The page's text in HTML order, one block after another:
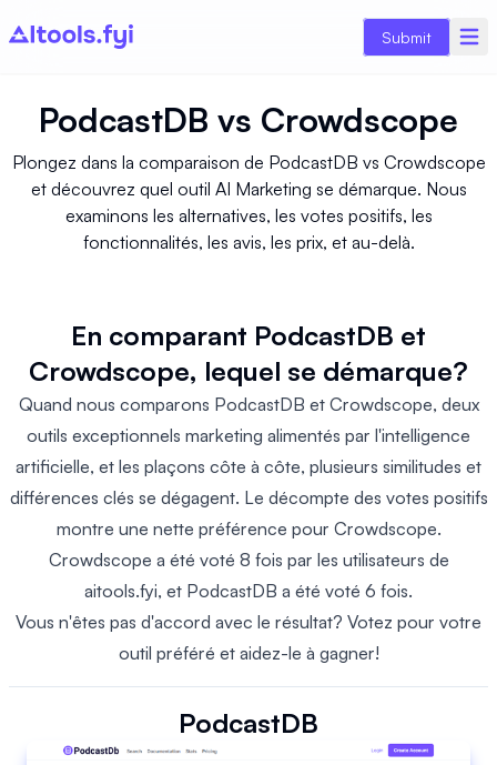
Submit
PodcastDB vs Crowdscope
Plongez dans la comparaison de PodcastDB vs Crowdscope
et découvrez quel outil AI Marketing se démarque. Nous
examinons les alternatives, les votes positifs, les
fonctionnalités, les avis, les prix, et au-delà.
En comparant PodcastDB et
Crowdscope, lequel se démarque?
Quand nous comparons PodcastDB et Crowdscope, deux
outils exceptionnels marketing alimentés par l'intelligence
artificielle, et les plaçons côte à côte, plusieurs similitudes et
différences clés se dégagent. Le décompte des votes positifs
montre une nette préférence pour Crowdscope.
Crowdscope a été voté 8 fois par les utilisateurs de
aitools.fyi, et PodcastDB a été voté 6 fois.
Vous n'êtes pas d'accord avec le résultat? Votez pour votre
outil préféré et aidez-le à gagner!
PodcastDB